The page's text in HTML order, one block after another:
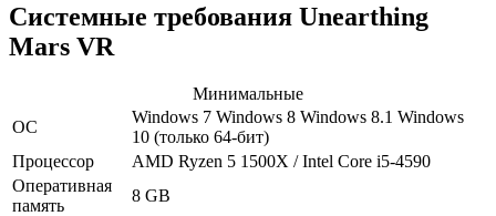
Системные требования Unearthing
Mars VR
Минимальные
ОС
Windows 7 Windows 8 Windows 8.1 Windows
10 (только 64-бит)
Процессор
AMD Ryzen 5 1500X / Intel Core i5-4590
Оперативная
память
8 GB